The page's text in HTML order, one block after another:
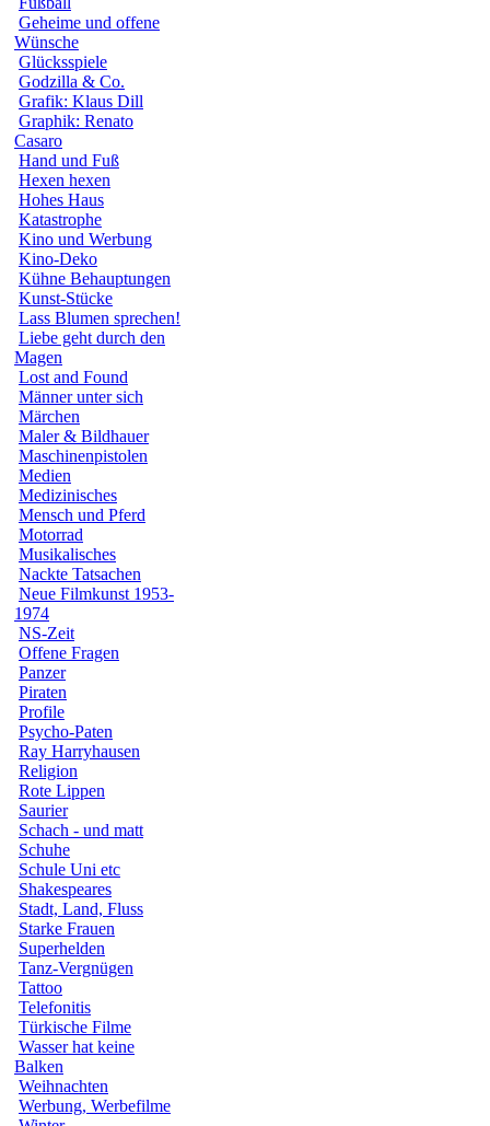
Geheime und offene
Wünsche
Glücksspiele
Godzilla & Co.
Grafik: Klaus Dill
Graphik: Renato
Casaro
Hand und Fuß
Hexen hexen
Hohes Haus
Katastrophe
Kino und Werbung
Kino-Deko
Kühne Behauptungen
Kunst-Stücke
Lass Blumen sprechen!
Liebe geht durch den
Magen
Lost and Found
Männer unter sich
Märchen
Maler & Bildhauer
Maschinenpistolen
Medien
Medizinisches
Mensch und Pferd
Motorrad
Musikalisches
Nackte Tatsachen
Neue Filmkunst 1953-
1974
NS-Zeit
Offene Fragen
Panzer
Piraten
Profile
Psycho-Paten
Ray Harryhausen
Religion
Rote Lippen
Saurier
Schach - und matt
Schuhe
Schule Uni etc
Shakespeares
Stadt, Land, Fluss
Starke Frauen
Superhelden
Tanz-Vergnügen
Tattoo
Telefonitis
Türkische Filme
Wasser hat keine
Balken
Weihnachten
Werbung, Werbefilme